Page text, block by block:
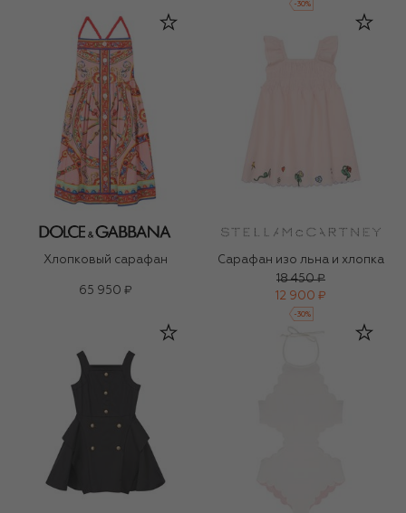
-30%
Хлопковый сарафан
65 950 ₽
Сарафан изо льна и хлопка
18 450 ₽
12 900 ₽
-30%